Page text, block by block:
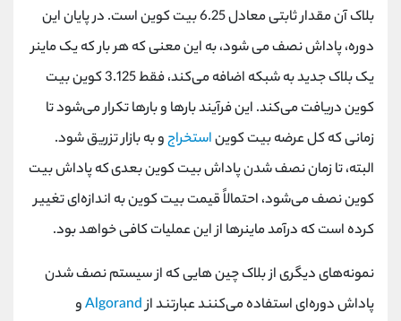
بلاک آن مقدار ثابتی معادل 6.25 بیت کوین است. در پایان این
دوره، پاداش نصف می ‌شود، به این معنی که هر بار که یک ماینر
یک بلاک جدید به شبکه اضافه می‌کند، فقط 3.125 کوین بیت
کوین دریافت می‌کند. این فرآیند بارها و بارها تکرار می‌شود تا
زمانی که کل عرضه بیت کویناستخراجو به بازار تزریق شود.
البته، تا زمان نصف شدن پاداش بیت کوین بعدی که پاداش بیت
کوین نصف می‌شود، احتمالاً قیمت بیت کوین به اندازه‌ای تغییر
کرده است که درآمد ماینرها از این عملیات کافی خواهد بود.
نمونه‌های دیگری از بلاک چین‌ هایی که از سیستم نصف شدن
پاداش دوره‌ای استفاده می‌کنند عبارتند ازAlgorandو